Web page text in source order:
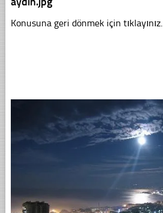
Konusuna geri dönmek için tıklayınız.